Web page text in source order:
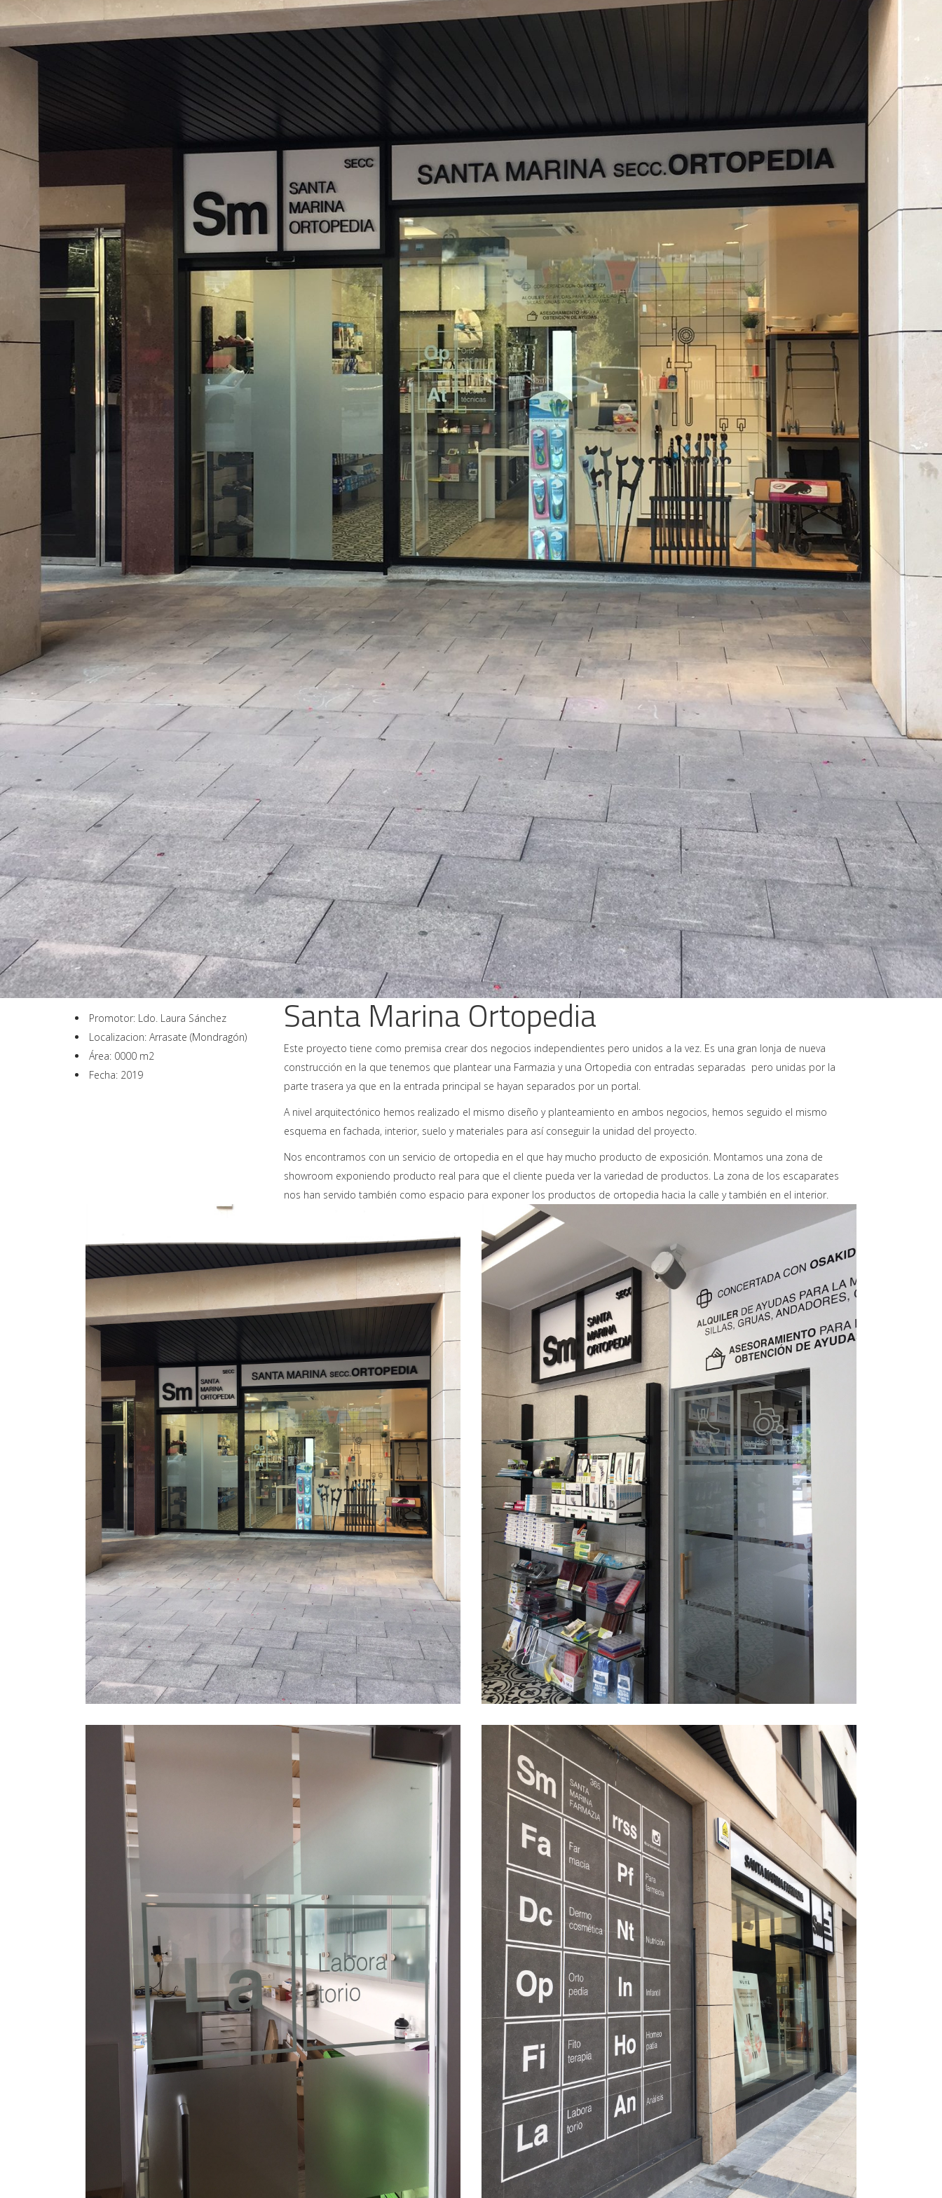
Promotor: Ldo. Laura Sánchez
Localizacion: Arrasate (Mondragón)
Área: 0000 m2
Fecha: 2019
Santa Marina Ortopedia
Este proyecto tiene como premisa crear dos negocios independientes pero unidos a la vez. Es una gran lonja de nueva
construcción en la que tenemos que plantear una Farmazia y una Ortopedia con entradas separadas pero unidas por la
parte trasera ya que en la entrada principal se hayan separados por un portal.
A nivel arquitectónico hemos realizado el mismo diseño y planteamiento en ambos negocios, hemos seguido el mismo
esquema en fachada, interior, suelo y materiales para así conseguir la unidad del proyecto.
Nos encontramos con un servicio de ortopedia en el que hay mucho producto de exposición. Montamos una zona de
showroom exponiendo producto real para que el cliente pueda ver la variedad de productos. La zona de los escaparates
nos han servido también como espacio para exponer los productos de ortopedia hacia la calle y también en el interior.